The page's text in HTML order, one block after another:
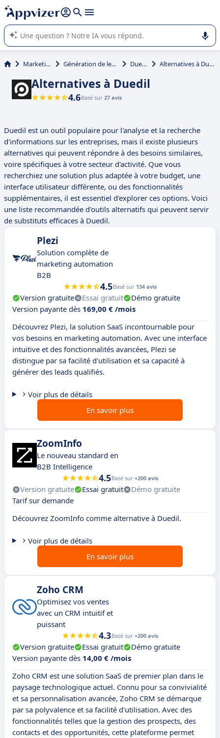
répondre (plusieurs lignes avec
L'IA de Appvizer vous guide dans l'utilisation ou la sélection de
logiciel SaaS en entreprise.
Marketing Génération de leads Duedil Alternatives à Duedil
Alternatives à Duedil
4.6Basé sur 27 avis
Duedil est un outil populaire pour l'analyse et la recherche
d'informations sur les entreprises, mais il existe plusieurs
alternatives qui peuvent répondre à des besoins similaires,
voire spécifiques à votre secteur d'activité. Que vous
recherchiez une solution plus adaptée à votre budget, une
interface utilisateur différente, ou des fonctionnalités
supplémentaires, il est essentiel d'explorer ces options. Voici
une liste recommandée d'outils alternatifs qui peuvent servir
de substituts efficaces à Duedil.
Plezi
Solution complète de
marketing automation
B2B
4.5Basé sur 134 avis
Version gratuite Essai gratuit
Démo gratuite
Version payante dès 169,00 € /mois
Découvrez Plezi, la solution SaaS incontournable pour
vos besoins en marketing automation. Avec une interface
intuitive et des fonctionnalités avancées, Plezi se
distingue par sa facilité d'utilisation et sa capacité à
générer des leads qualifiés.
Voir plus de détails
En savoir plus
ZoomInfo
Le nouveau standard en
B2B Intelligence
4.5Basé sur +200 avis
Version gratuite Essai gratuit
Démo gratuite
Tarif sur demande
Découvrez ZoomInfo comme alternative à Duedil.
Voir plus de détails
En savoir plus
Zoho CRM
Optimisez vos ventes
avec un CRM intuitif et
puissant
4.3Basé sur +200 avis
Version gratuite Essai gratuit
Démo gratuite
Version payante dès 14,00 € /mois
Zoho CRM est une solution SaaS de premier plan dans le
paysage technologique actuel. Connu pour sa convivialité
et sa personnalisation avancée, Zoho CRM se démarque
par sa polyvalence et sa facilité d'utilisation. Avec des
fonctionnalités telles que la gestion des prospects, des
contacts et des opportunités, cette plateforme permet